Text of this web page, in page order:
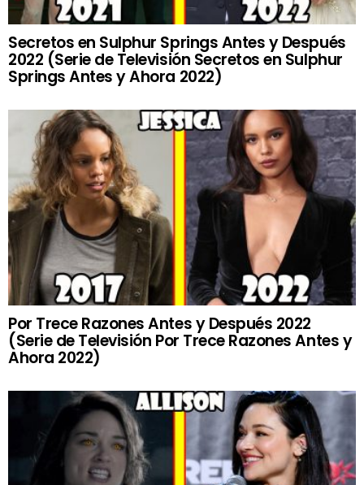
Secretos en Sulphur Springs Antes y Después
2022 (Serie de Televisión Secretos en Sulphur
Springs Antes y Ahora 2022)
Por Trece Razones Antes y Después 2022
(Serie de Televisión Por Trece Razones Antes y
Ahora 2022)